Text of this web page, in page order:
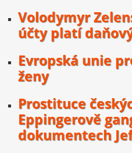
Volodymyr
účty platí
Evropská unie
ženy
Prostituce
Eppingerově
dokumentech